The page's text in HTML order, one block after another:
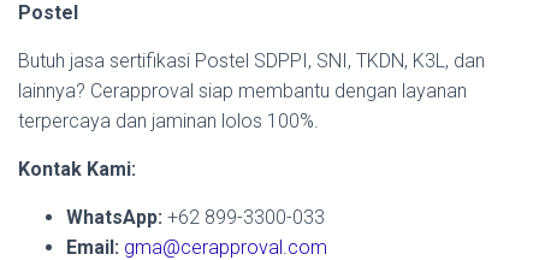
Postel
Butuh jasa sertifikasi Postel SDPPI, SNI, TKDN, K3L, dan
lainnya? Cerapproval siap membantu dengan layanan
terpercaya dan jaminan lolos 100%.
Kontak Kami:
WhatsApp: +62 899-3300-033
Email: gma@cerapproval.com